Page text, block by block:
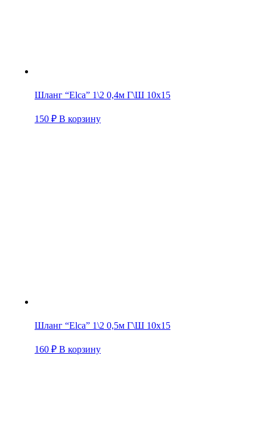
Шланг “Elca” 1\2 0,4м Г\Ш 10х15
150 ₽ В корзину
Шланг “Elca” 1\2 0,5м Г\Ш 10х15
160 ₽ В корзину